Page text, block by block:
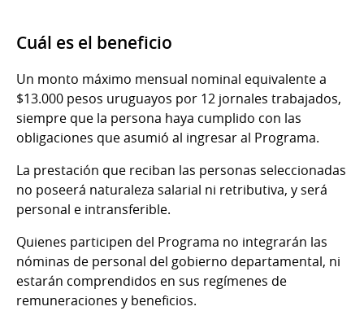
Cuál es el beneficio
Un monto máximo mensual nominal equivalente a
$13.000 pesos uruguayos por 12 jornales trabajados,
siempre que la persona haya cumplido con las
obligaciones que asumió al ingresar al Programa.
La prestación que reciban las personas seleccionadas
no poseerá naturaleza salarial ni retributiva, y será
personal e intransferible.
Quienes participen del Programa no integrarán las
nóminas de personal del gobierno departamental, ni
estarán comprendidos en sus regímenes de
remuneraciones y beneficios.